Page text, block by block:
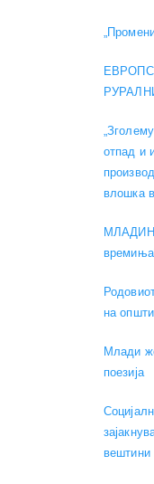
отпад и
влошка
на
Mлади
поезија
вештини